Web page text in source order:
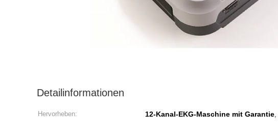
Detailinformationen
Hervorheben: 12-Kanal-EKG-Maschine mit Garantie,